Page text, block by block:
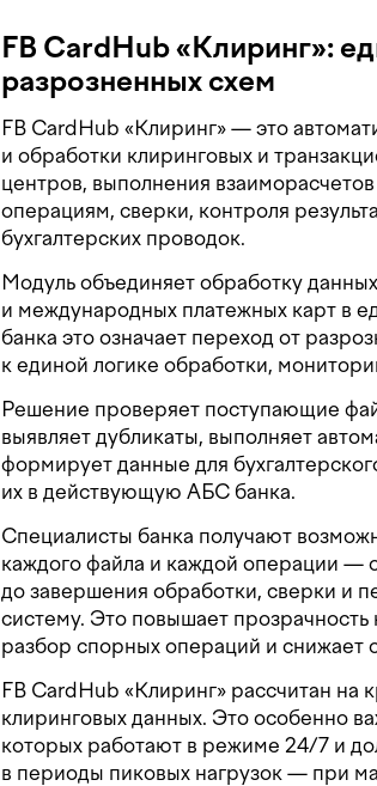
FB CardHub «Клиринг»:
разрозненных схем
FB CardHub «Клиринг» — это
и обработки клиринговых и
центров, выполнения
операциям, сверки, контроля
бухгалтерских проводок.
Модуль объединяет обработку
и международных платежных карт в
банка это означает переход от
к единой логике обработки,
Решение проверяет поступающие
выявляет дубликаты, выполняет
формирует данные для
их в действующую АБС банка.
Специалисты банка получают
каждого файла и каждой операции —
до завершения обработки, сверки и
систему. Это повышает прозрачность
разбор спорных операций и снижает
FB CardHub «Клиринг» рассчитан на
клиринговых данных. Это особенно
которых работают в режиме 24/7 и
в периоды пиковых нагрузок — при